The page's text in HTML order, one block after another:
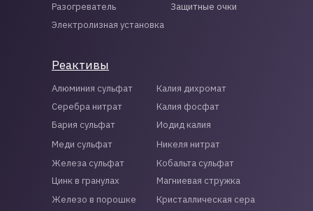
Железа сульфат
Меди сульфат
Бария сульфат
Серебра нитрат
Алюминия сульфат
Разогреватель
Электролизная установка
Защитные очки
Магниевая стружка
Кобальта сульфат
Никеля нитрат
Иодид калия
Калия фосфат
Калия дихромат
Цинк в гранулах
Кристаллическая сера
Железо в порошке
Реактивы